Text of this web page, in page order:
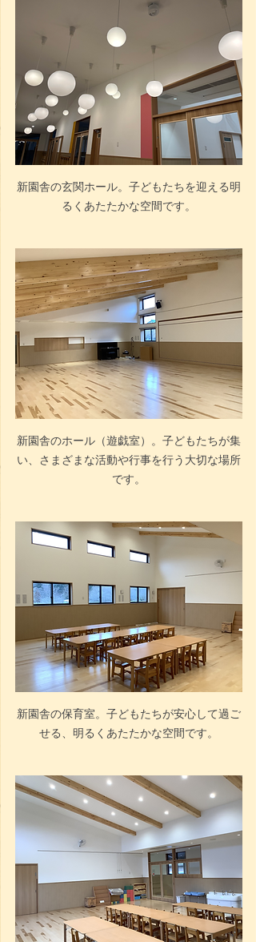
新園舎の玄関ホール。子どもたちを迎える明
るくあたたかな空間です。
新園舎のホール（遊戯室）。子どもたちが集
い、さまざまな活動や行事を行う大切な場所
です。
新園舎の保育室。子どもたちが安心して過ご
せる、明るくあたたかな空間です。